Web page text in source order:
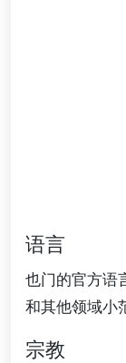
语言
也门的官方语
和其他领域小
宗教